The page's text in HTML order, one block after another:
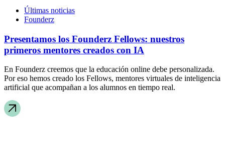
Últimas noticias
Founderz
Presentamos los Founderz Fellows: nuestros
primeros mentores creados con IA
En Founderz creemos que la educación online debe personalizada.
Por eso hemos creado los Fellows, mentores virtuales de inteligencia
artificial que acompañan a los alumnos en tiempo real.